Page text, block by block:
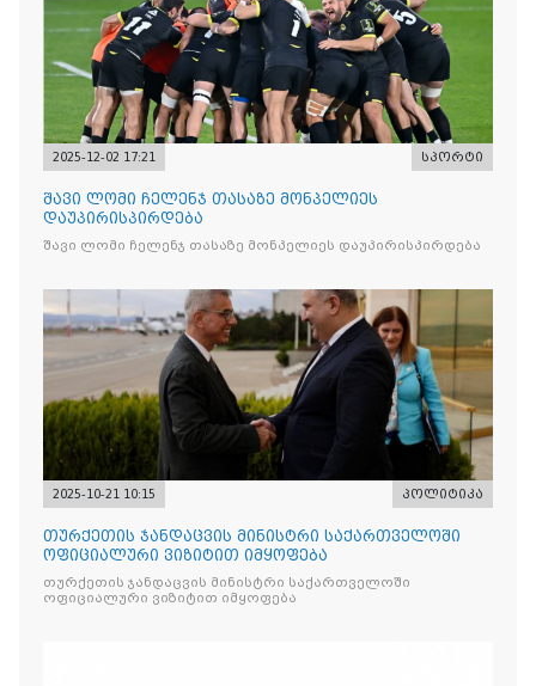
2025-12-02 17:21 სპორტი
შავი ლომი ჩელენჯ თასაზე მონპელიეს
დაუპირისპირდება
შავი ლომი ჩელენჯ თასაზე მონპელიეს დაუპირისპირდება
2025-10-21 10:15 პოლიტიკა
თურქეთის ჯანდაცვის მინისტრი საქართველოში
ოფიციალური ვიზიტით იმყოფება
თურქეთის ჯანდაცვის მინისტრი საქართველოში
ოფიციალური ვიზიტით იმყოფება